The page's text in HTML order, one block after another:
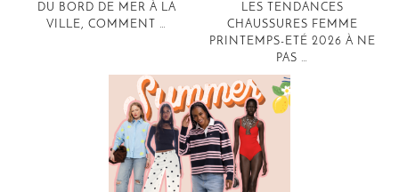
DU BORD DE MER À LA
VILLE, COMMENT …
LES TENDANCES
CHAUSSURES FEMME
PRINTEMPS-ETÉ 2026 À NE
PAS …